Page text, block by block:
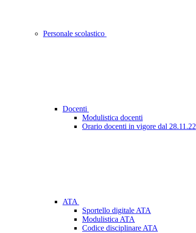
Personale scolastico
Docenti
Modulistica docenti
Orario docenti in vigore dal 28.11.22
ATA
Sportello digitale ATA
Modulistica ATA
Codice disciplinare ATA